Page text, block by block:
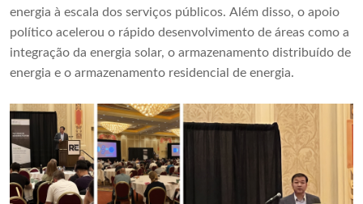
energia à escala dos serviços públicos. Além disso, o apoio
político acelerou o rápido desenvolvimento de áreas como a
integração da energia solar, o armazenamento distribuído de
energia e o armazenamento residencial de energia.